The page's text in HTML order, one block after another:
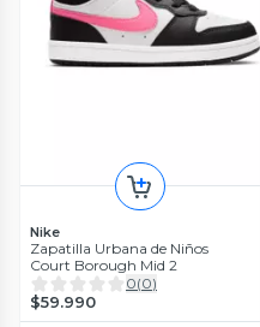
Nike
Zapatilla Urbana de Niños
Court Borough Mid 2
0(0)
$59.990